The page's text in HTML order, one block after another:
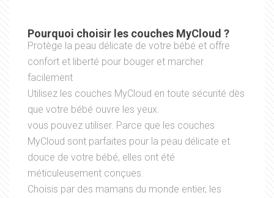
Pourquoi choisir les couches MyCloud ?
Protège la peau délicate de votre bébé et offre
confort et liberté pour bouger et marcher
facilement
Utilisez les couches MyCloud en toute sécurité dès
que votre bébé ouvre les yeux.
vous pouvez utiliser. Parce que les couches
MyCloud sont parfaites pour la peau délicate et
douce de votre bébé, elles ont été
méticuleusement conçues.
Choisis par des mamans du monde entier, les